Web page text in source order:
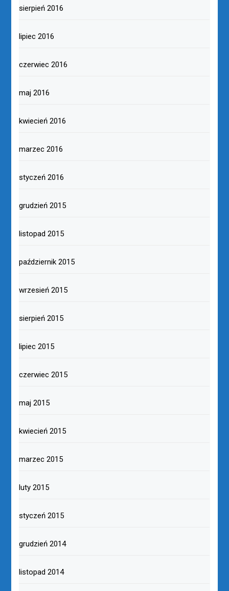
sierpień 2016
lipiec 2016
czerwiec 2016
maj 2016
kwiecień 2016
marzec 2016
styczeń 2016
grudzień 2015
listopad 2015
październik 2015
wrzesień 2015
sierpień 2015
lipiec 2015
czerwiec 2015
maj 2015
kwiecień 2015
marzec 2015
luty 2015
styczeń 2015
grudzień 2014
listopad 2014